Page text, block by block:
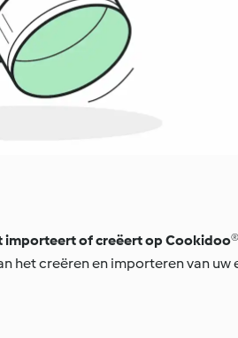
importeert of creëert op
het creëren en importeren van